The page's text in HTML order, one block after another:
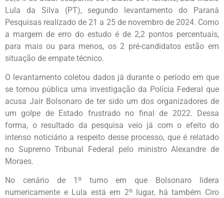
Lula da Silva (PT), segundo levantamento do Paraná
Pesquisas realizado de 21 a 25 de novembro de 2024. Como
a margem de erro do estudo é de 2,2 pontos percentuais,
para mais ou para menos, os 2 pré-candidatos estão em
situação de empate técnico.
O levantamento coletou dados já durante o período em que
se tornou pública uma investigação da Polícia Federal que
acusa Jair Bolsonaro de ter sido um dos organizadores de
um golpe de Estado frustrado no final de 2022. Dessa
forma, o resultado da pesquisa veio já com o efeito do
intenso noticiário a respeito desse processo, que é relatado
no Supremo Tribunal Federal pelo ministro Alexandre de
Moraes.
No cenário de 1º turno em que Bolsonaro lidera
numericamente e Lula está em 2º lugar, há também Ciro